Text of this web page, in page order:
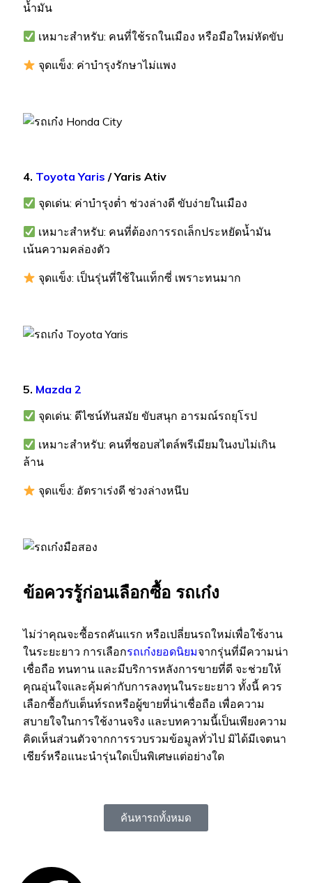
น้ำมัน
เหมาะสำหรับ: คนที่ใช้รถในเมือง หรือมือใหม่หัดขับ
จุดแข็ง: ค่าบำรุงรักษาไม่แพง
4. Toyota Yaris / Yaris Ativ
จุดเด่น: ค่าบำรุงต่ำ ช่วงล่างดี ขับง่ายในเมือง
เหมาะสำหรับ: คนที่ต้องการรถเล็กประหยัดน้ำมัน
เน้นความคล่องตัว
จุดแข็ง: เป็นรุ่นที่ใช้ในแท็กซี่ เพราะทนมาก
5. Mazda 2
จุดเด่น: ดีไซน์ทันสมัย ขับสนุก อารมณ์รถยุโรป
เหมาะสำหรับ: คนที่ชอบสไตล์พรีเมียมในงบไม่เกิน
ล้าน
จุดแข็ง: อัตราเร่งดี ช่วงล่างหนึบ
ข้อควรรู้ก่อนเลือกซื้อ รถเก๋ง
ไม่ว่าคุณจะซื้อรถคันแรก หรือเปลี่ยนรถใหม่เพื่อใช้งาน
ในระยะยาว การเลือกรถเก๋งยอดนิยมจากรุ่นที่มีความน่า
เชื่อถือ ทนทาน และมีบริการหลังการขายที่ดี จะช่วยให้
คุณอุ่นใจและคุ้มค่ากับการลงทุนในระยะยาว ทั้งนี้ ควร
เลือกซื้อกับเต็นท์รถหรือผู้ขายที่น่าเชื่อถือ เพื่อความ
สบายใจในการใช้งานจริง และบทความนี้เป็นเพียงความ
คิดเห็นส่วนตัวจากการรวบรวมข้อมูลทั่วไป มิได้มีเจตนา
เชียร์หรือแนะนำรุ่นใดเป็นพิเศษแต่อย่างใด
ค้นหารถทั้งหมด